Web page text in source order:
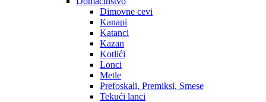
Dimovne cevi
Kanapi
Katanci
Kazan
Kotlići
Lonci
Metle
Prefoskali, Premiksi, Smese
Tekući lanci